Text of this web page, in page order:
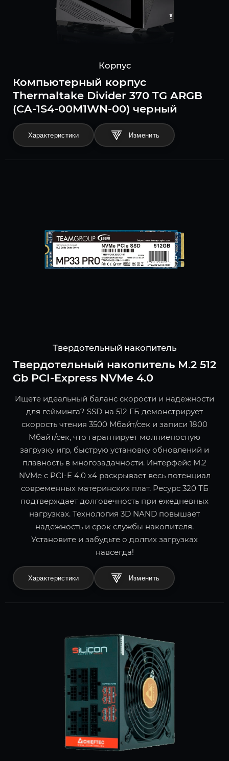
Корпус
Компьютерный корпус
Thermaltake Divider 370 TG ARGB
(CA-1S4-00M1WN-00) черный
Характеристики
Твердотельный накопитель
Твердотельный накопитель M.2 512
Gb PCI-Express NVMe 4.0
Ищете идеальный баланс скорости и надежности
для гейминга? SSD на 512 ГБ демонстрирует
скорость чтения 3500 Мбайт/сек и записи 1800
Мбайт/сек, что гарантирует молниеносную
загрузку игр, быструю установку обновлений и
плавность в многозадачности. Интерфейс M.2
NVMe с PCI-E 4.0 x4 раскрывает весь потенциал
современных материнских плат. Ресурс 320 ТБ
подтверждает долговечность при ежедневных
нагрузках. Технология 3D NAND повышает
надежность и срок службы накопителя.
Установите и забудьте о долгих загрузках
навсегда!
Характеристики